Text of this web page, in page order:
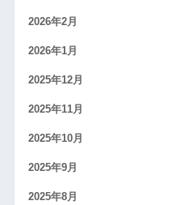
2026年2月
2026年1月
2025年12月
2025年11月
2025年10月
2025年9月
2025年8月